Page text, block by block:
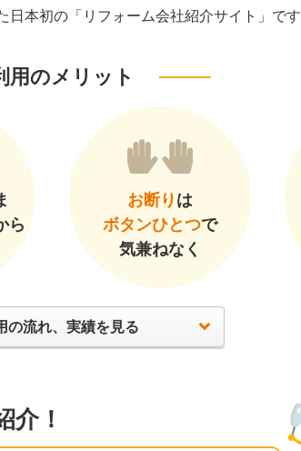
日本初の「リフォーム会社紹介サイト」です
用のメリット
ら
お断り は
ボタンひとつで
気兼ねなく
の流れ、実績を見る
介！